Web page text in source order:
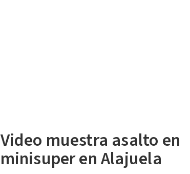
Video muestra asalto en
minisuper en Alajuela